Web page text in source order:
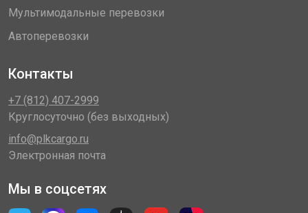
Мультимодальные перевозки
Автоперевозки
Контакты
+7 (812) 407-2999
Круглосуточно (без выходных)
info@plkcargo.ru
Электронная почта
Мы в соцсетях